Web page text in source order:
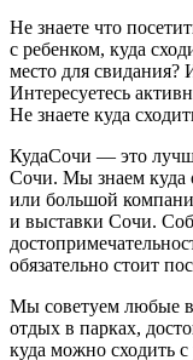
Не знаете что
с ребенком, куда
место для свидания?
Интересуетесь
Не знаете куда
КудаСочи — это
Сочи. Мы знаем куда
или большой
и выставки Сочи.
обязательно стоит
Мы советуем любые
отдых в парках,
куда можно сходить